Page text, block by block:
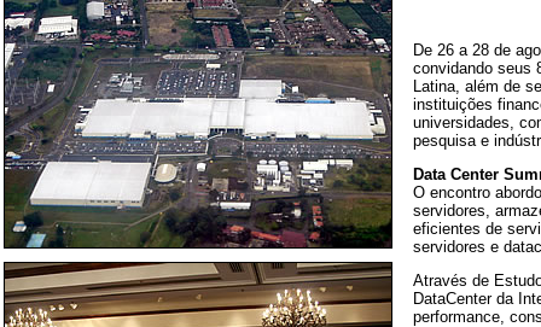
De 26 a 28 de
convidando seus
Latina, além de
instituições
universidades,
pesquisa e
Data Center
O encontro
servidores,
eficientes de
servidores e
Através de
DataCenter da
performance,